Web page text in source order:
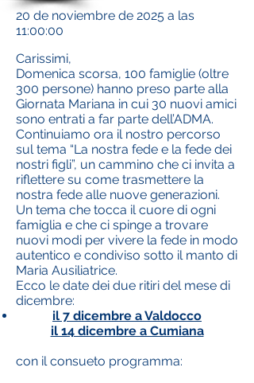
20 de noviembre de 2025 a las
11:00:00
Carissimi,
Domenica scorsa, 100 famiglie (oltre
300 persone) hanno preso parte alla
Giornata Mariana in cui 30 nuovi amici
sono entrati a far parte dell’ADMA.
Continuiamo ora il nostro percorso
sul tema “La nostra fede e la fede dei
nostri figli”, un cammino che ci invita a
riflettere su come trasmettere la
nostra fede alle nuove generazioni.
Un tema che tocca il cuore di ogni
famiglia e che ci spinge a trovare
nuovi modi per vivere la fede in modo
autentico e condiviso sotto il manto di
Maria Ausiliatrice.
Ecco le date dei due ritiri del mese di
dicembre:
il 7 dicembre a Valdocco
il 14 dicembre a Cumiana
con il consueto programma: